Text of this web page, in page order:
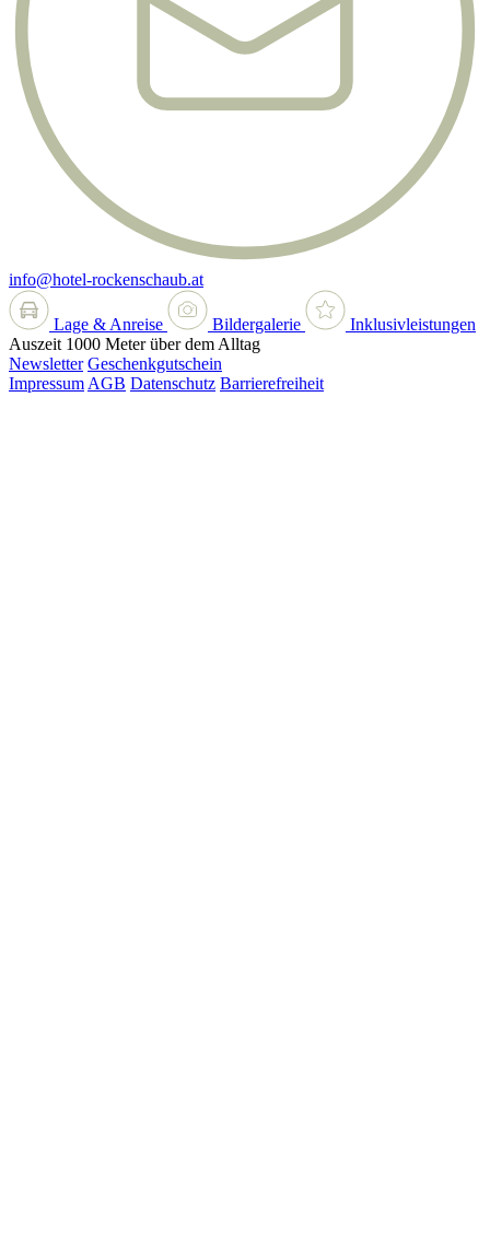
info@hotel-rockenschaub.at
Lage & Anreise Bildergalerie
Inklusivleistungen
Auszeit 1000 Meter über dem Alltag
Newsletter Geschenkgutschein
Impressum AGB Datenschutz Barrierefreiheit